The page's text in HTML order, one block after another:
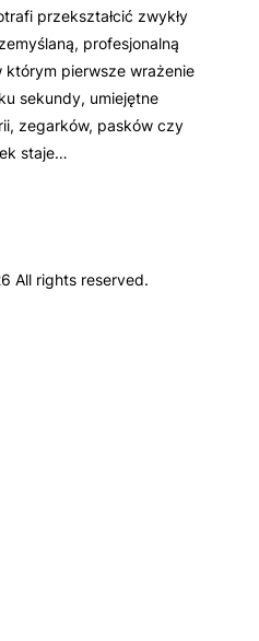
przekształcić zwykły
profesjonalną
którym pierwsze wrażenie
sekundy, umiejętne
zegarków, pasków czy
staje…
All rights reserved.